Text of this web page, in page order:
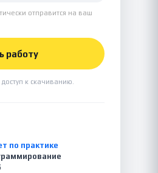
отправится на ваш
работу
к скачиванию.
по практике